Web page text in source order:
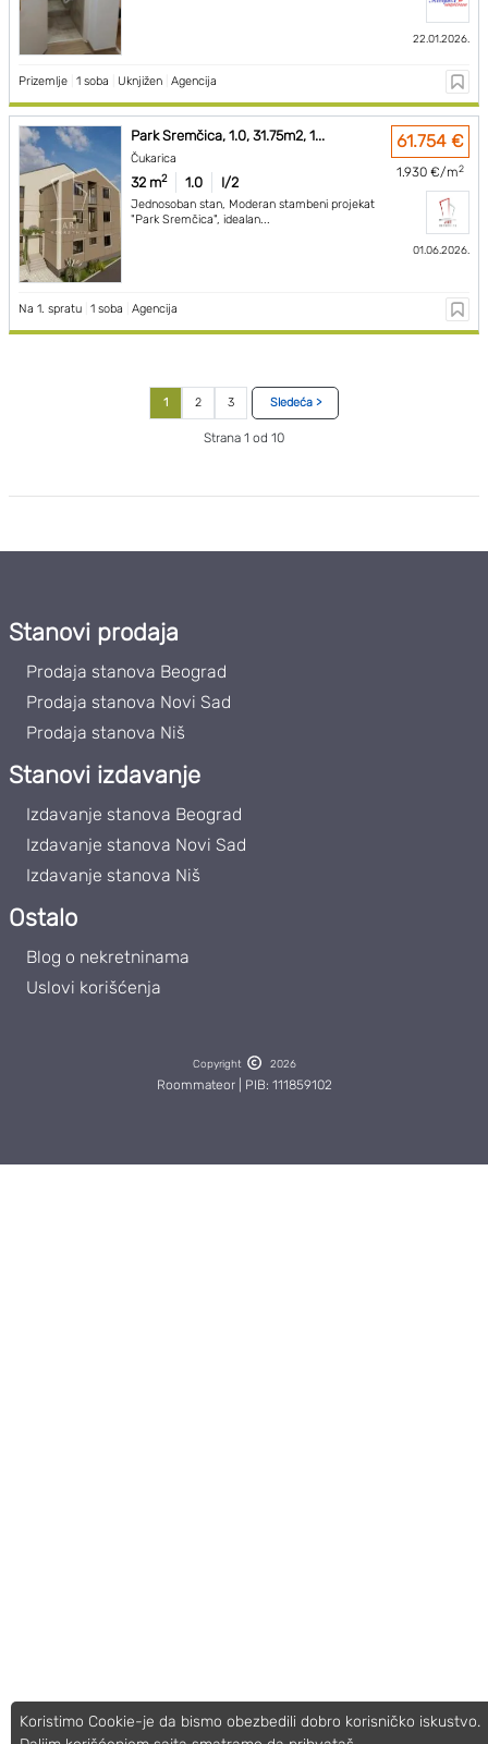
22.01.2026.
Prizemlje 1 soba Uknjižen Agencija
Park Sremčica, 1.0, 31.75m2, 1...
Čukarica
32 m2 1.0 I/2
Jednosoban stan, Moderan stambeni projekat
"Park Sremčica", idealan...
61.754 €
1.930 €/m2
01.06.2026.
Na 1. spratu 1 soba Agencija
1 2 3 Sledeća >
Strana 1 od 10
Stanovi prodaja
Prodaja stanova Beograd
Prodaja stanova Novi Sad
Prodaja stanova Niš
Stanovi izdavanje
Izdavanje stanova Beograd
Izdavanje stanova Novi Sad
Izdavanje stanova Niš
Ostalo
Blog o nekretninama
Uslovi korišćenja
Copyright 2026
Roommateor | PIB: 111859102
Koristimo Cookie-je da bismo obezbedili dobro korisničko iskustvo.